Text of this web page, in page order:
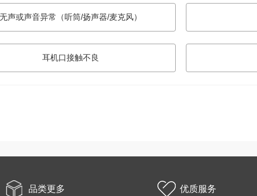
无声或声音异常（听筒/扬声器/麦克风）
耳机口接触不良
品类更多 优质服务